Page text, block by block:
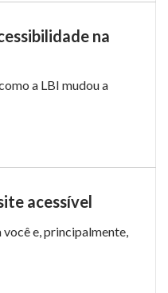
na
a LBI mudou a
acessível
e, principalmente,